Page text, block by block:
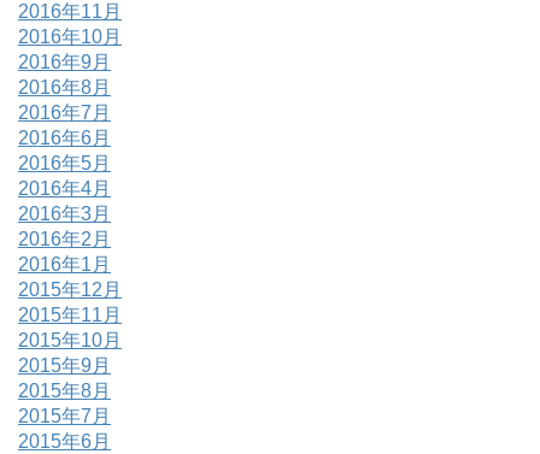
2016年11月
2016年10月
2016年9月
2016年8月
2016年7月
2016年6月
2016年5月
2016年4月
2016年3月
2016年2月
2016年1月
2015年12月
2015年11月
2015年10月
2015年9月
2015年8月
2015年7月
2015年6月